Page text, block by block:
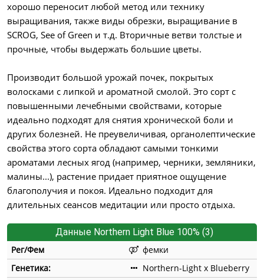
хорошо переносит любой метод или технику
выращивания, также виды обрезки, выращивание в
SCROG, See of Green и т.д. Вторичные ветви толстые и
прочные, чтобы выдержать большие цветы.
Производит большой урожай почек, покрытых
волосками с липкой и ароматной смолой. Это сорт с
повышенными лечебными свойствами, которые
идеально подходят для снятия хронической боли и
других болезней. Не преувеличивая, органолептические
свойства этого сорта обладают самыми тонкими
ароматами лесных ягод (например, черники, земляники,
малины...), растение придает приятное ощущение
благополучия и покоя. Идеально подходит для
длительных сеансов медитации или просто отдыха.
Данные Northern Light Blue 100% (3)
Рег/Фем
фемки
Генетика:
Northern-Light x Blueberry